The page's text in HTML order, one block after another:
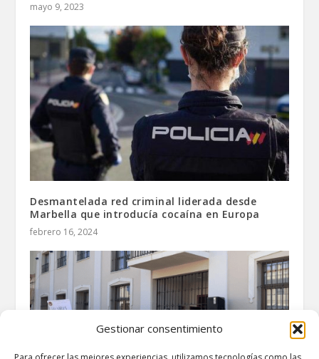
Gestionar consentimiento
mayo 9, 2023
Desmantelada red criminal liderada desde
Marbella que introducía cocaína en Europa
febrero 16, 2024